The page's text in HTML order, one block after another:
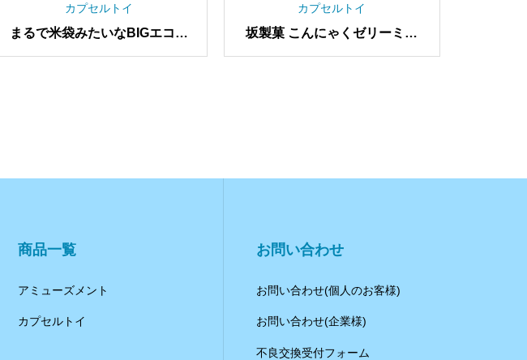
カプセルトイ
まるで米袋みたいなBIGエコバ
ッグ
カプセルトイ
坂製菓 こんにゃくゼリーミニ
チュアマスコット
商品一覧
アミューズメント
カプセルトイ
お問い合わせ
お問い合わせ(個人のお客様)
お問い合わせ(企業様)
不良交換受付フォーム